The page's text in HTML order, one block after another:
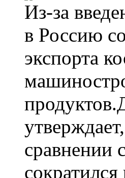
Из-за
в Россию
экспорта
сравнении